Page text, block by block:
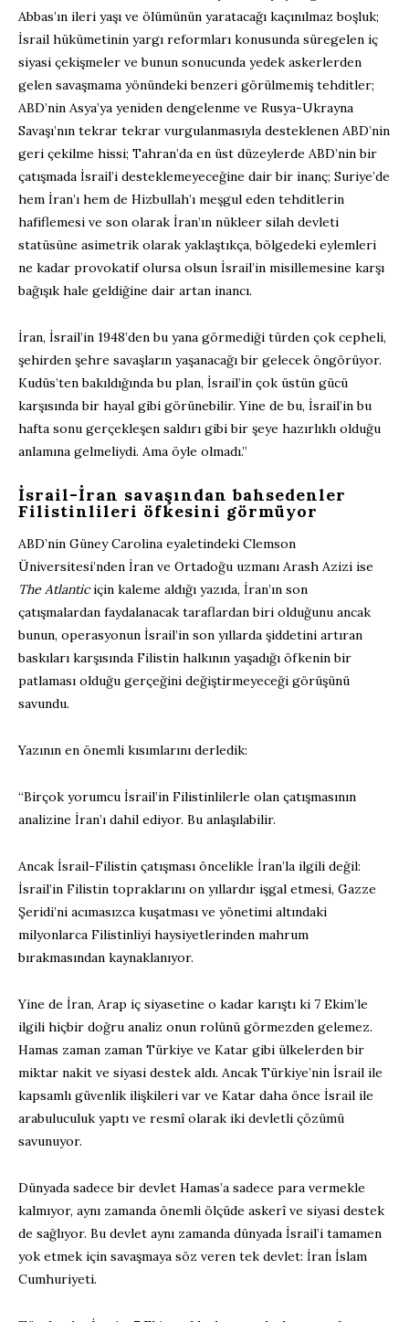
Abbas’ın ileri yaşı ve ölümünün yaratacağı kaçınılmaz boşluk;
İsrail hükümetinin yargı reformları konusunda süregelen iç
siyasi çekişmeler ve bunun sonucunda yedek askerlerden
gelen savaşmama yönündeki benzeri görülmemiş tehditler;
ABD’nin Asya’ya yeniden dengelenme ve Rusya-Ukrayna
Savaşı’nın tekrar tekrar vurgulanmasıyla desteklenen ABD’nin
geri çekilme hissi; Tahran’da en üst düzeylerde ABD’nin bir
çatışmada İsrail’i desteklemeyeceğine dair bir inanç; Suriye’de
hem İran’ı hem de Hizbullah’ı meşgul eden tehditlerin
hafiflemesi ve son olarak İran’ın nükleer silah devleti
statüsüne asimetrik olarak yaklaştıkça, bölgedeki eylemleri
ne kadar provokatif olursa olsun İsrail’in misillemesine karşı
bağışık hale geldiğine dair artan inancı.
İran, İsrail’in 1948’den bu yana görmediği türden çok cepheli,
şehirden şehre savaşların yaşanacağı bir gelecek öngörüyor.
Kudüs’ten bakıldığında bu plan, İsrail’in çok üstün gücü
karşısında bir hayal gibi görünebilir. Yine de bu, İsrail’in bu
hafta sonu gerçekleşen saldırı gibi bir şeye hazırlıklı olduğu
anlamına gelmeliydi. Ama öyle olmadı.”
İsrail-İran savaşından bahsedenler
Filistinlileri öfkesini görmüyor
ABD’nin Güney Carolina eyaletindeki Clemson
Üniversitesi’nden İran ve Ortadoğu uzmanı Arash Azizi ise
The Atlanticiçin kaleme aldığı yazıda, İran’ın son
çatışmalardan faydalanacak taraflardan biri olduğunu ancak
bunun, operasyonun İsrail’in son yıllarda şiddetini artıran
baskıları karşısında Filistin halkının yaşadığı öfkenin bir
patlaması olduğu gerçeğini değiştirmeyeceği görüşünü
savundu.
Yazının en önemli kısımlarını derledik:
“Birçok yorumcu İsrail’in Filistinlilerle olan çatışmasının
analizine İran’ı dahil ediyor. Bu anlaşılabilir.
Ancak İsrail-Filistin çatışması öncelikle İran’la ilgili değil:
İsrail’in Filistin topraklarını on yıllardır işgal etmesi, Gazze
Şeridi’ni acımasızca kuşatması ve yönetimi altındaki
milyonlarca Filistinliyi haysiyetlerinden mahrum
bırakmasından kaynaklanıyor.
Yine de İran, Arap iç siyasetine o kadar karıştı ki 7 Ekim’le
ilgili hiçbir doğru analiz onun rolünü görmezden gelemez.
Hamas zaman zaman Türkiye ve Katar gibi ülkelerden bir
miktar nakit ve siyasi destek aldı. Ancak Türkiye’nin İsrail ile
kapsamlı güvenlik ilişkileri var ve Katar daha önce İsrail ile
arabuluculuk yaptı ve resmî olarak iki devletli çözümü
savunuyor.
Dünyada sadece bir devlet Hamas’a sadece para vermekle
kalmıyor, aynı zamanda önemli ölçüde askerî ve siyasi destek
de sağlıyor. Bu devlet aynı zamanda dünyada İsrail’i tamamen
yok etmek için savaşmaya söz veren tek devlet: İran İslam
Cumhuriyeti.